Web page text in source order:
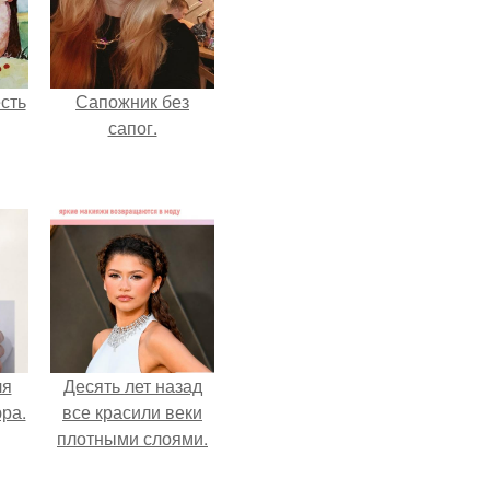
Сапожник без
сапог.
Десять лет назад
все красили веки
плотными слоями.